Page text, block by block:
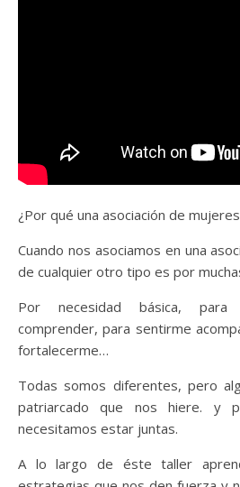
¿Por qué una asociación de
Cuando nos asociamos en una
de cualquier otro tipo es por
Por necesidad básica, para
comprender, para sentirme
fortalecerme…
Todas somos diferentes, pero
patriarcado que nos hiere. y
necesitamos estar juntas.
A lo largo de éste taller